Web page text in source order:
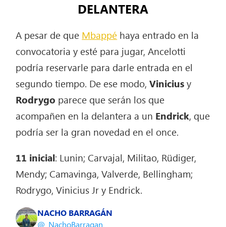
DELANTERA
A pesar de que Mbappé haya entrado en la
convocatoria y esté para jugar, Ancelotti
podría reservarle para darle entrada en el
segundo tiempo. De ese modo,Viniciusy
Rodrygo parece que serán los que
acompañen en la delantera a un Endrick, que
podría ser la gran novedad en el once.
11 inicial: Lunin; Carvajal, Militao, Rüdiger,
Mendy; Camavinga, Valverde, Bellingham;
Rodrygo, Vinicius Jr y Endrick.
NACHO BARRAGÁN
@_NachoBarragan